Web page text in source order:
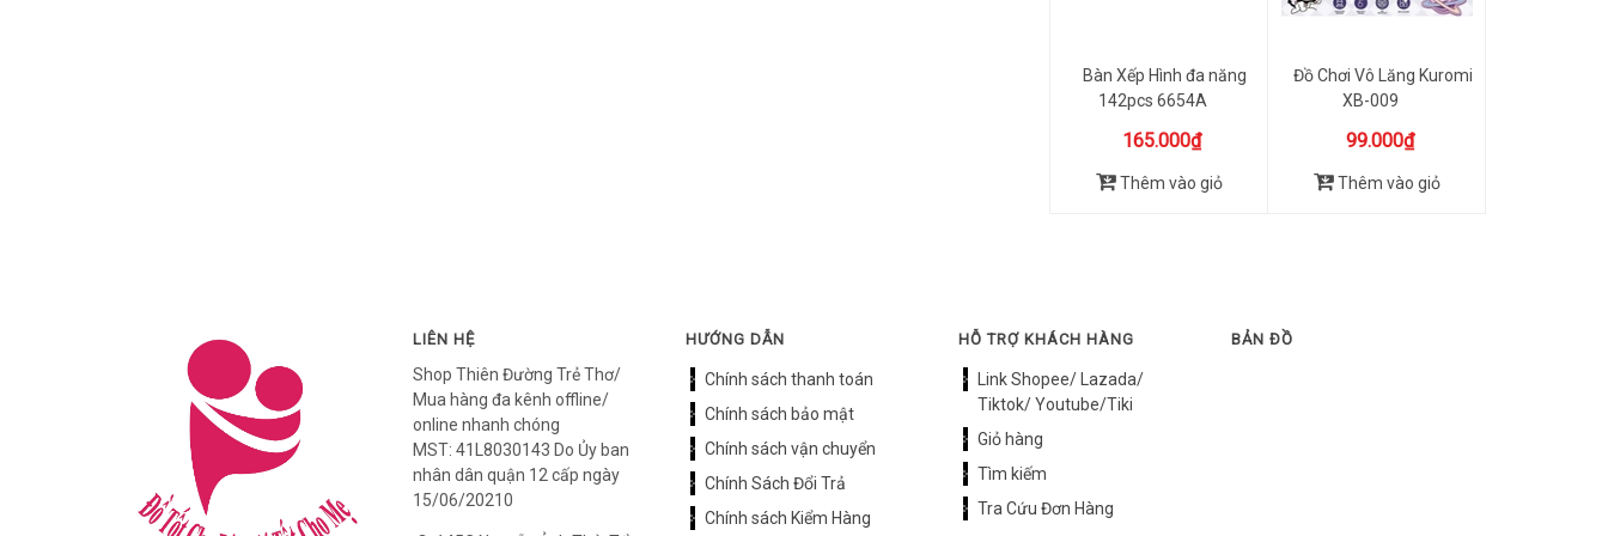
Bàn Xếp Hình đa năng
142pcs 6654A
165.000₫
Thêm vào giỏ
Đồ Chơi Vô Lăng Kuromi
XB-009
99.000₫
Thêm vào giỏ
LIÊN HỆ
Shop Thiên Đường Trẻ Thơ/
Mua hàng đa kênh offline/
online nhanh chóng
MST: 41L8030143 Do Ủy ban
nhân dân quận 12 cấp ngày
15/06/20210
HƯỚNG DẪN
Chính sách thanh toán
Chính sách bảo mật
Chính sách vận chuyển
Chính Sách Đổi Trả
Chính sách Kiểm Hàng
HỖ TRỢ KHÁCH HÀNG
Link Shopee/ Lazada/
Tiktok/ Youtube/Tiki
Giỏ hàng
Tìm kiếm
Tra Cứu Đơn Hàng
BẢN ĐỒ